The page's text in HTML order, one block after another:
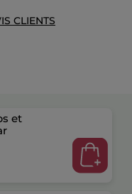
CLIENTS
et